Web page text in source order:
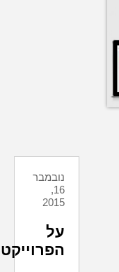
נובמבר
16,
2015
על
הפרוייקט